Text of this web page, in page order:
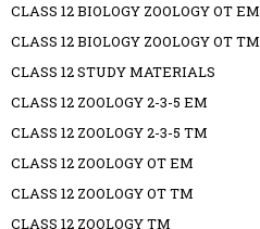
CLASS 12 BIOLOGY ZOOLOGY OT EM
CLASS 12 BIOLOGY ZOOLOGY OT TM
CLASS 12 STUDY MATERIALS
CLASS 12 ZOOLOGY 2-3-5 EM
CLASS 12 ZOOLOGY 2-3-5 TM
CLASS 12 ZOOLOGY OT EM
CLASS 12 ZOOLOGY OT TM
CLASS 12 ZOOLOGY TM